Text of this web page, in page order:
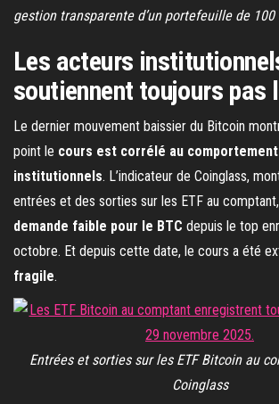
gestion transparente d’un portefeuille de 100
Les acteurs
soutiennent toujours pas
Le dernier mouvement baissier du Bitcoin
point le cours est corrélé au
institutionnels. L’indicateur de Coinglass,
entrées et des sorties sur les ETF au
demande faible pour le BTC depuis le top
octobre. Et depuis cette date, le cours a été
fragile.
Entrées et sorties sur les ETF Bitcoin au
Coinglass